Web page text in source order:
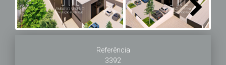
Next
Referência
3392